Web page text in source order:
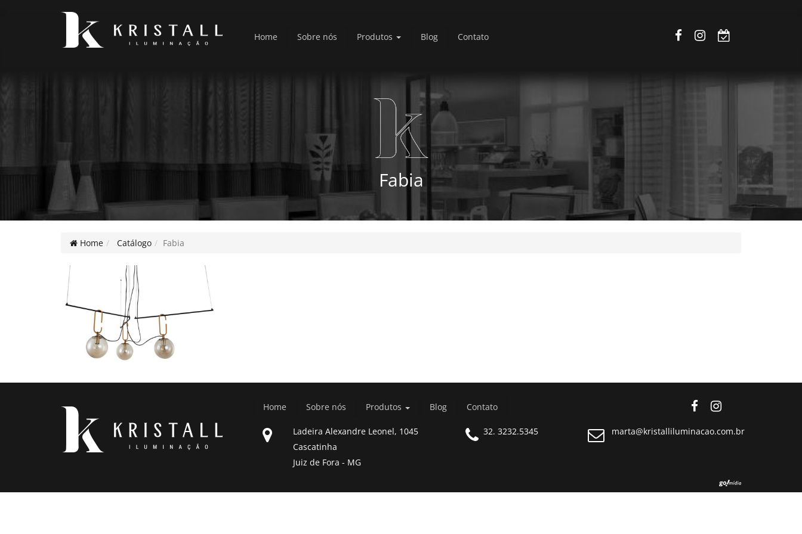
Home Sobre nós Produtos Blog Contato
Fabia
Home Catálogo Fabia
Home Sobre nós Produtos Blog Contato
Ladeira Alexandre Leonel, 1045
Cascatinha
Juiz de Fora - MG
32. 3232.5345 marta@kristalliluminacao.com.br